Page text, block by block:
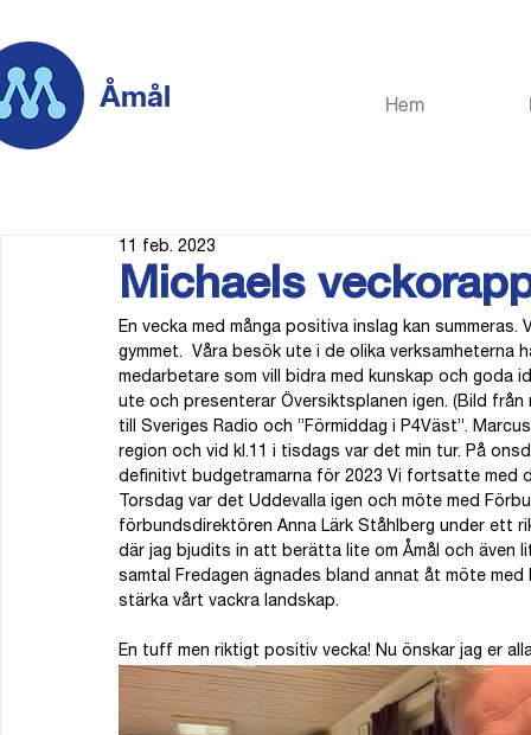
Åmål Hem
Michaels
11 feb. 2023
En vecka med många positiva inslag kan
gymmet.  Våra besök ute i de olika
medarbetare som vill bidra med kunskap och
ute och presenterar Översiktsplanen igen. (Bild
till Sveriges Radio och ”Förmiddag i P4Väst”.
region och vid kl.11 i tisdags var det min tur. På
definitivt budgetramarna för 2023 Vi fortsatte med
Torsdag var det Uddevalla igen och möte med
förbundsdirektören Anna Lärk Ståhlberg under ett
där jag bjudits in att berätta lite om Åmål och även
samtal Fredagen ägnades bland annat åt möte
stärka vårt vackra landskap.
En tuff men riktigt positiv vecka! Nu önskar jag er